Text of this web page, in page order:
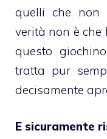
quelli che non
verità non è che
questo
tratta pur
decisamente
E sicuramente